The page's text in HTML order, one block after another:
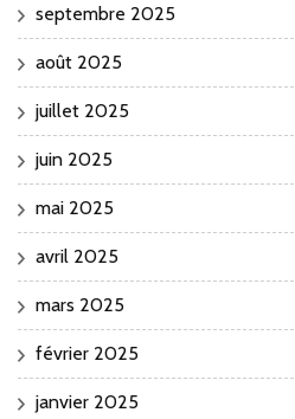
septembre 2025
août 2025
juillet 2025
juin 2025
mai 2025
avril 2025
mars 2025
février 2025
janvier 2025